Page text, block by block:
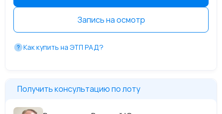
Запись на осмотр
Как купить на ЭТП РАД?
Получить консультацию по лоту